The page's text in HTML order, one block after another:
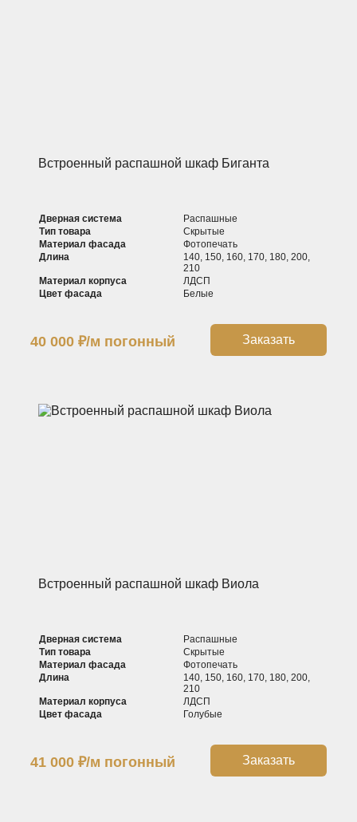
Встроенный распашной шкаф Биганта
Дверная система
Распашные
Тип товара
Скрытые
Материал фасада
Фотопечать
Длина
140, 150, 160, 170, 180, 200,
210
Материал корпуса
ЛДСП
Цвет фасада
Белые
40 000₽/м погонный Заказать
Встроенный распашной шкаф Виола
Дверная система
Распашные
Тип товара
Скрытые
Материал фасада
Фотопечать
Длина
140, 150, 160, 170, 180, 200,
210
Материал корпуса
ЛДСП
Цвет фасада
Голубые
41 000₽/м погонный Заказать